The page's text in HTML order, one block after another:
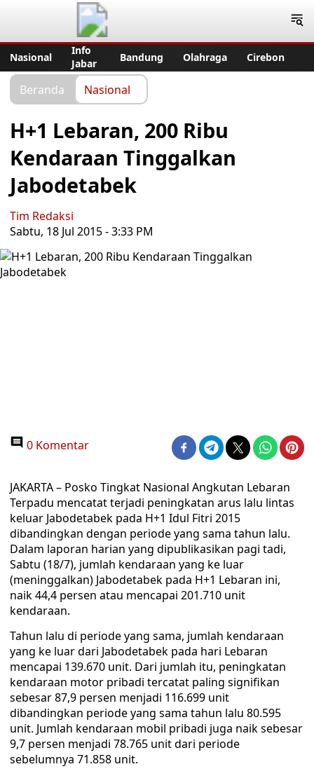
Nasional
Info
Jabar
Bandung Olahraga Cirebon
Beranda Nasional
H+1 Lebaran, 200 Ribu
Kendaraan Tinggalkan
Jabodetabek
Tim Redaksi
Sabtu, 18 Jul 2015 - 3:33 PM
0 Komentar
JAKARTA – Posko Tingkat Nasional Angkutan Lebaran
Terpadu mencatat terjadi peningkatan arus lalu lintas
keluar Jabodetabek pada H+1 Idul Fitri 2015
dibandingkan dengan periode yang sama tahun lalu.
Dalam laporan harian yang dipublikasikan pagi tadi,
Sabtu (18/7), jumlah kendaraan yang ke luar
(meninggalkan) Jabodetabek pada H+1 Lebaran ini,
naik 44,4 persen atau mencapai 201.710 unit
kendaraan.
Tahun lalu di periode yang sama, jumlah kendaraan
yang ke luar dari Jabodetabek pada hari Lebaran
mencapai 139.670 unit. Dari jumlah itu, peningkatan
kendaraan motor pribadi tercatat paling signifikan
sebesar 87,9 persen menjadi 116.699 unit
dibandingkan periode yang sama tahun lalu 80.595
unit. Jumlah kendaraan mobil pribadi juga naik sebesar
9,7 persen menjadi 78.765 unit dari periode
sebelumnya 71.858 unit.